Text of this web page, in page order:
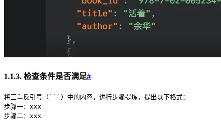
1.1.3. 检查条件是否满足#
将三重反引号（```）中的内容，进行步骤提炼，提出以下格式：
步骤一：xxx
步骤二：xxx